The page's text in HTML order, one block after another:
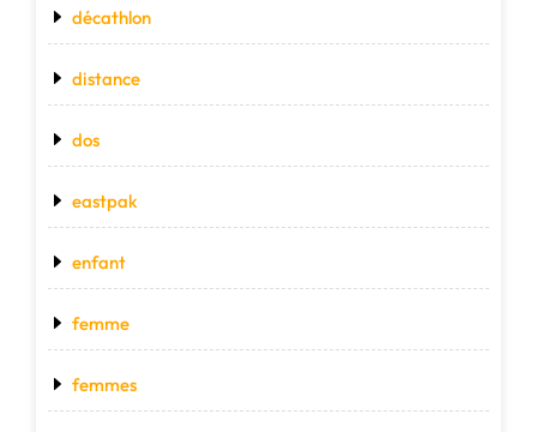
décathlon
distance
dos
eastpak
enfant
femme
femmes